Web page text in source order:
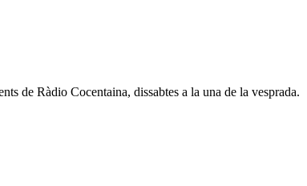
de Ràdio Cocentaina, dissabtes a la una de la vesprada.